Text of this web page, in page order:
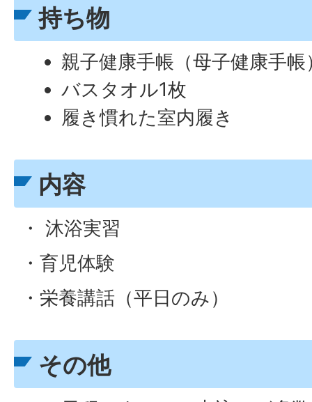
持ち物
親子健康手帳（母子健康手帳
バスタオル1枚
履き慣れた室内履き
内容
・ 沐浴実習
・育児体験
・栄養講話（平日のみ）
その他